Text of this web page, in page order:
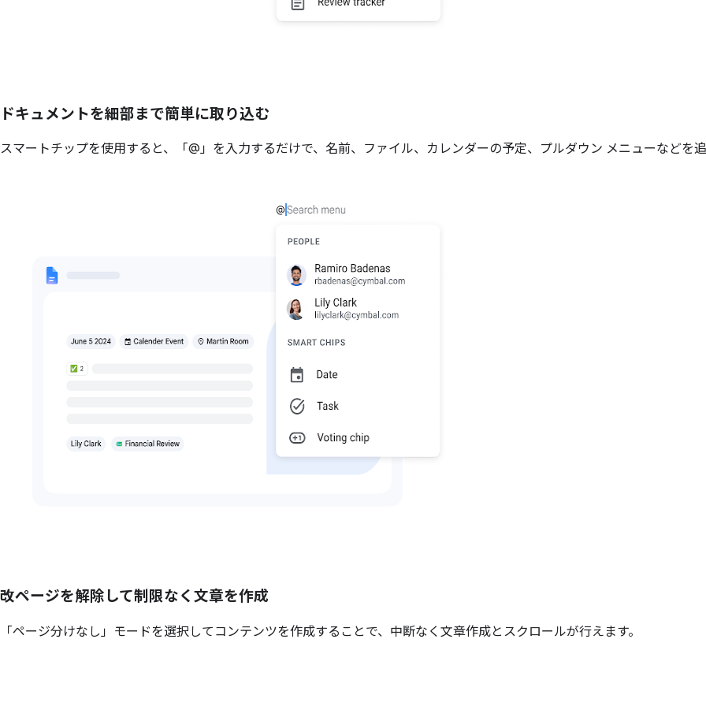
ドキュメントを細部まで簡単に取り込む
スマートチップを使用すると、「@」を入力するだけで、名前、ファイル、カレンダーの予定、プルダウン メニューなどを追
改ページを解除して制限なく文章を作成
「ページ分けなし」モードを選択してコンテンツを作成することで、中断なく文章作成とスクロールが行えます。